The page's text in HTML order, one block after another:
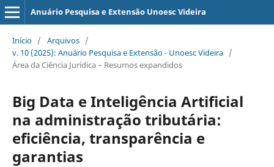
Anuário Pesquisa e Extensão Unoesc Videira
Início / Arquivos /
v. 10 (2025): Anuário Pesquisa e Extensão - Unoesc Videira /
Área da Ciência Jurídica – Resumos expandidos
Big Data e Inteligência Artificial
na administração tributária:
eficiência, transparência e
garantias